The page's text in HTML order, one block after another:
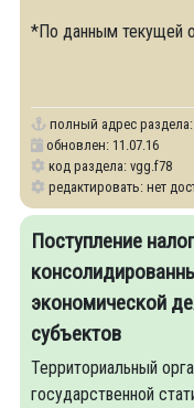
*По данным текущей
полный адрес раздела:
обновлен: 11.07.16
код раздела: vgg.f78
редактировать: нет
Поступление
экономической
субъектов
Территориальный
государственной